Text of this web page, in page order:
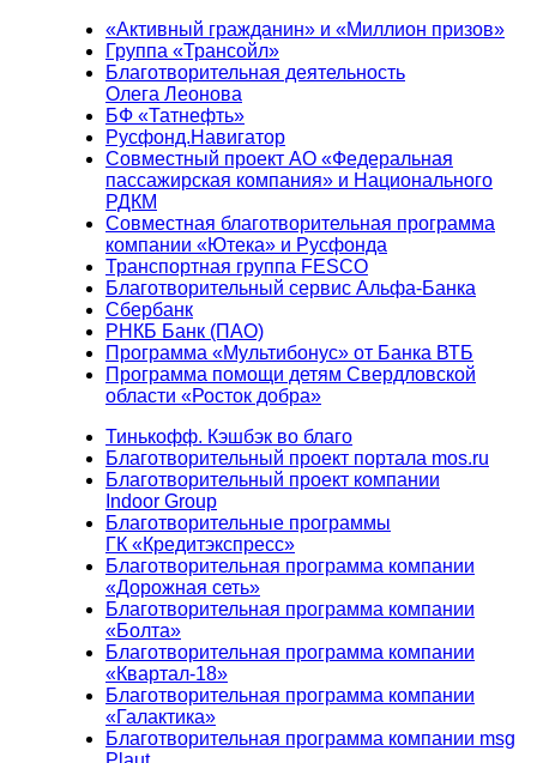
«Активный гражданин» и «Миллион призов»
Группа «Трансойл»
Благотворительная деятельность
Олега Леонова
БФ «Татнефть»
Русфонд.Навигатор
Совместный проект АО «Федеральная
пассажирская компания» и Национального
РДКМ
Совместная благотворительная программа
компании «Ютека» и Русфонда
Транспортная группа FESCO
Благотворительный сервис Альфа-Банка
Сбербанк
РНКБ Банк (ПАО)
Программа «Мультибонус» от Банка ВТБ
Программа помощи детям Свердловской
области «Росток добра»
Тинькофф. Кэшбэк во благо
Благотворительный проект портала mos.ru
Благотворительный проект компании
Indoor Group
Благотворительные программы
ГК «Кредитэкспресс»
Благотворительная программа компании
«Дорожная сеть»
Благотворительная программа компании
«Болта»
Благотворительная программа компании
«Квартал-18»
Благотворительная программа компании
«Галактика»
Благотворительная программа компании msg